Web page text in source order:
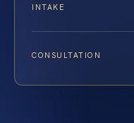
INTAKE
CONSULTATION